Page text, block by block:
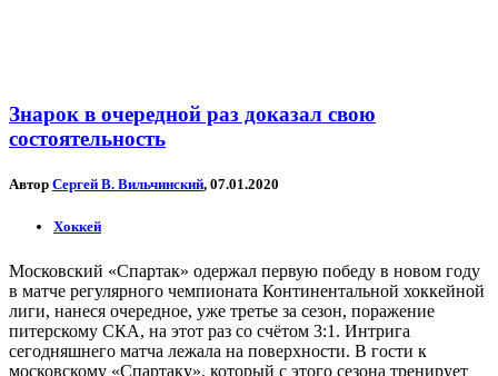
Знарок в очередной раз доказал свою
состоятельность
Автор Сергей В. Вильчинский, 07.01.2020
Хоккей
Московский «Спартак» одержал первую победу в новом году
в матче регулярного чемпионата Континентальной хоккейной
лиги, нанеся очередное, уже третье за сезон, поражение
питерскому СКА, на этот раз со счётом 3:1. Интрига
сегодняшнего матча лежала на поверхности. В гости к
московскому «Спартаку», который с этого сезона тренирует